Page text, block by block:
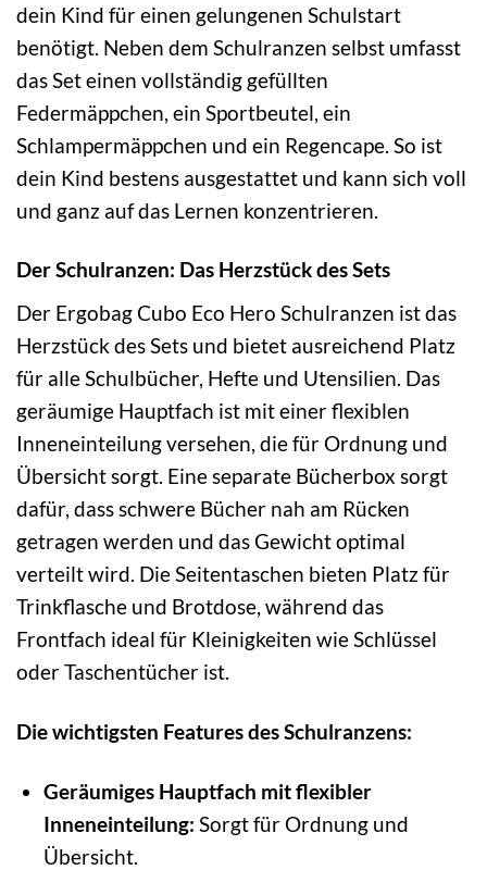
dein Kind für einen gelungenen Schulstart
benötigt. Neben dem Schulranzen selbst umfasst
das Set einen vollständig gefüllten
Federmäppchen, ein Sportbeutel, ein
Schlampermäppchen und ein Regencape. So ist
dein Kind bestens ausgestattet und kann sich voll
und ganz auf das Lernen konzentrieren.
Der Schulranzen: Das Herzstück des Sets
Der Ergobag Cubo Eco Hero Schulranzen ist das
Herzstück des Sets und bietet ausreichend Platz
für alle Schulbücher, Hefte und Utensilien. Das
geräumige Hauptfach ist mit einer flexiblen
Inneneinteilung versehen, die für Ordnung und
Übersicht sorgt. Eine separate Bücherbox sorgt
dafür, dass schwere Bücher nah am Rücken
getragen werden und das Gewicht optimal
verteilt wird. Die Seitentaschen bieten Platz für
Trinkflasche und Brotdose, während das
Frontfach ideal für Kleinigkeiten wie Schlüssel
oder Taschentücher ist.
Die wichtigsten Features des Schulranzens:
Geräumiges Hauptfach mit flexibler
Inneneinteilung: Sorgt für Ordnung und
Übersicht.